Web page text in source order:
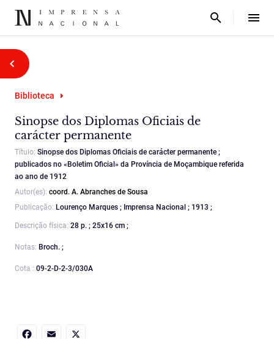
Biblioteca
Sinopse dos Diplomas Oficiais de
carácter permanente
Título: Sinopse dos Diplomas Oficiais de carácter permanente ;
publicados no «Boletim Oficial» da Província de Moçambique referida
ao ano de 1912
Autor(es): coord. A. Abranches de Sousa
Publicação: Lourenço Marques ; Imprensa Nacional ; 1913 ;
Descrição física: 28 p. ; 25x16 cm ;
Notas: Broch. ;
Cota : 09-2-D-2-3/030A